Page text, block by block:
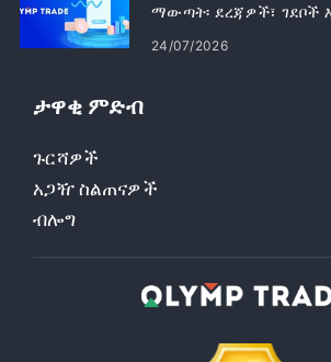
ማውጣት፡ ደረጃዎች፣ ገደቦች
24/07/2026
ታዋቂ ምድብ
ጉርሻዎች
አጋዥ ስልጠናዎች
ብሎግ